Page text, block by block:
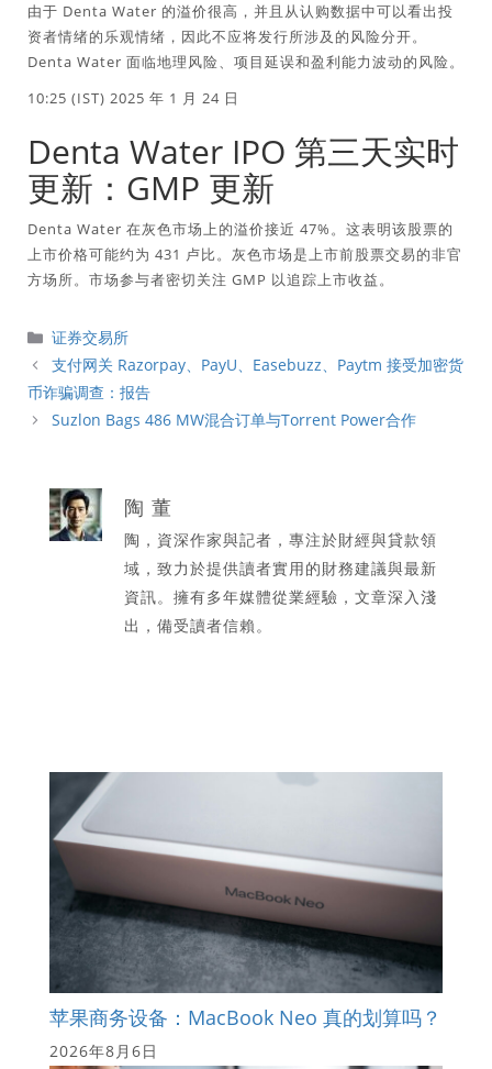
由于 Denta Water 的溢价很高，并且从认购数据中可以看出投
资者情绪的乐观情绪，因此不应将发行所涉及的风险分开。
Denta Water 面临地理风险、项目延误和盈利能力波动的风险。
10:25 (IST) 2025 年 1 月 24 日
Denta Water IPO 第三天实时
更新：GMP 更新
Denta Water 在灰色市场上的溢价接近 47%。这表明该股票的
上市价格可能约为 431 卢比。灰色市场是上市前股票交易的非官
方场所。市场参与者密切关注 GMP 以追踪上市收益。
分
類
证券交易所
支付网关 Razorpay、PayU、Easebuzz、Paytm 接受加密货
币诈骗调查：报告
Suzlon Bags 486 MW混合订单与Torrent Power合作
陶 董
陶，資深作家與記者，專注於財經與貸款領
域，致力於提供讀者實用的財務建議與最新
資訊。擁有多年媒體從業經驗，文章深入淺
出，備受讀者信賴。
苹果商务设备：MacBook Neo 真的划算吗？
2026年8月6日